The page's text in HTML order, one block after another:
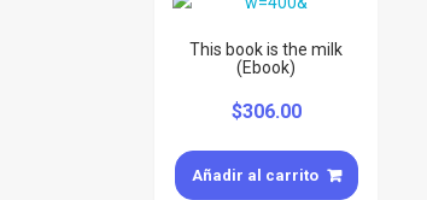
This book is the milk
(Ebook)
$306.00
Añadir al carrito